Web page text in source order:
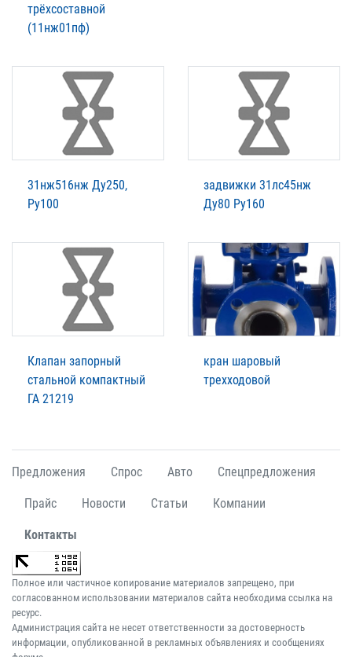
трёхсоставной
(11нж01пф)
31нж516нж Ду250,
Ру100
задвижки 31лс45нж
Ду80 Ру160
Клапан запорный
стальной компактный
ГА 21219
кран шаровый
трехходовой
Предложения Спрос Авто Спецпредложения
Прайс Новости Статьи Компании
Контакты
Полное или частичное копирование материалов запрещено, при
согласованном использовании материалов сайта необходима ссылка на
ресурс.
Администрация сайта не несет ответственности за достоверность
информации, опубликованной в рекламных объявлениях и сообщениях